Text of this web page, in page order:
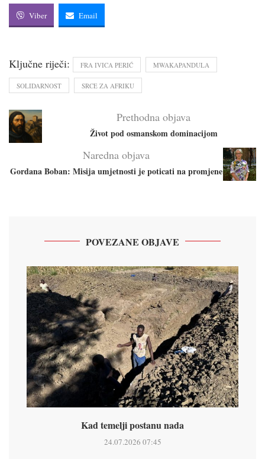
Viber Email
Ključne riječi: FRA IVICA PERIĆ MWAKAPANDULA
SOLIDARNOST SRCE ZA AFRIKU
Prethodna objava
Život pod osmanskom dominacijom
Naredna objava
Gordana Boban: Misija umjetnosti je poticati na promjene
POVEZANE OBJAVE
Kad temelji postanu nada
24.07.2026 07:45